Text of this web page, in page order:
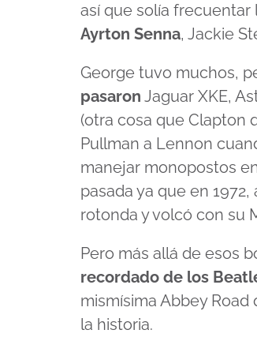
así que solía frecuentar
Ayrton Senna, Jackie
George tuvo muchos,
pasaron Jaguar XKE,
(otra cosa que Clapton
Pullman a Lennon
manejar monopostos
pasada ya que en
rotonda y volcó con su
Pero más allá de esos
recordado de los
mismísima Abbey
la historia.